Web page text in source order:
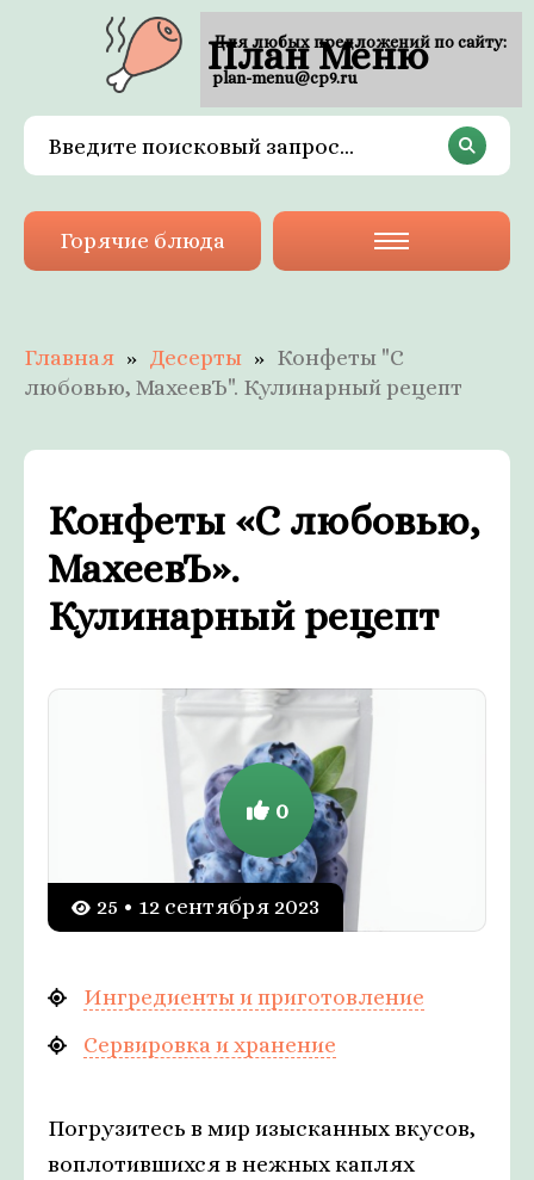
План Меню
Горячие блюда
Главная Десерты
Конфеты "С
любовью, МахеевЪ". Кулинарный рецепт
Конфеты «С любовью,
МахеевЪ».
Кулинарный рецепт
25 • 12 сентября 2023
0
Ингредиенты и приготовление
Сервировка и хранение
Погрузитесь в мир изысканных вкусов,
воплотившихся в нежных каплях
Для любых предложений по сайту:
plan-menu@cp9.ru